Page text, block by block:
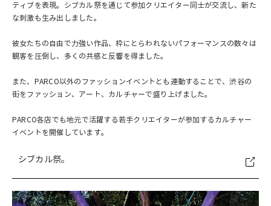
ティブを表現。シブカル祭を通じて参加クリエイター同士が交流し、新た
な刺激も生み出しました。
彼女たちの自由で力強い作品、枠にとらわれないパフォーマンスの数々は
観客を圧倒し、多くの共感と反響を得ました。
また、PARCO以外のファッションイベントとも連動することで、渋谷の
街をファッション、アート、カルチャーで盛り上げました。
PARCO各店でも地元で活躍する若手クリエイターが参加するカルチャー
イベントを開催しています。
シブカル祭。